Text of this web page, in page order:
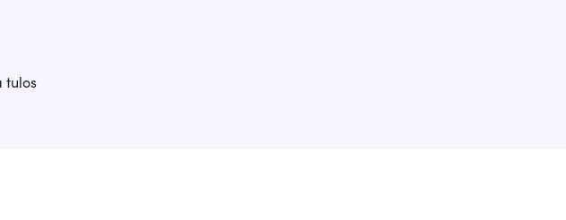
tulos